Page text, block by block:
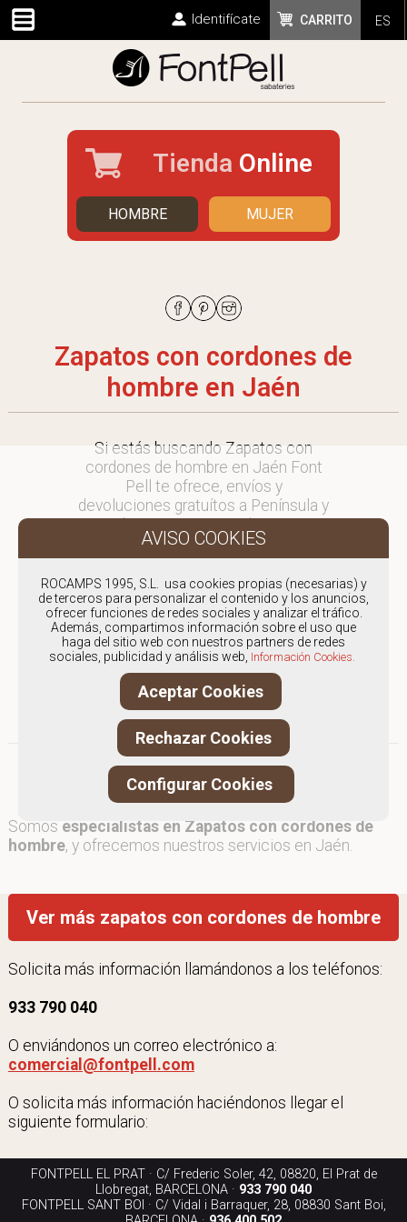
ES
CARRITO
Identifícate
Tienda Online
HOMBRE MUJER
Zapatos con cordones de
hombre en Jaén
Si estás buscando Zapatos con
cordones de hombre en Jaén Font
Pell te ofrece, envíos y
devoluciones gratuítos a Península y
consultar
en comercial@fontpell.com.
Los envíos a Jaén gestionados
entre semana se entregarán en
menos de 48 horas; los pedidos
realizados en fin de semana, el
producto se enviará a partir del
lunes.
Somos especialistas en Zapatos con cordones de
hombre, y ofrecemos nuestros servicios en Jaén.
Ver más zapatos con cordones de hombre
Solicita más información llamándonos a los teléfonos:
933 790 040
O enviándonos un correo electrónico a:
comercial@fontpell.com
O solicita más información haciéndonos llegar el
siguiente formulario:
FONTPELL EL PRAT · C/ Frederic Soler, 42, 08820, El Prat de
Llobregat, BARCELONA · 933 790 040
FONTPELL SANT BOI · C/ Vidal i Barraquer, 28, 08830 Sant Boi,
ROCAMPS 1995, S.L. usa cookies propias (necesarias) y
de terceros para personalizar el contenido y los anuncios,
ofrecer funciones de redes sociales y analizar el tráfico.
Además, compartimos información sobre el uso que
haga del sitio web con nuestros partners de redes
sociales, publicidad y análisis web, Información Cookies.
Aceptar Cookies
Rechazar Cookies
Configurar Cookies